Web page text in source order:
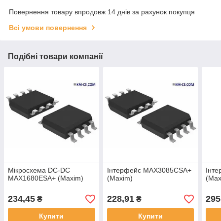
Повернення товару впродовж 14 днів за рахунок покупця
Всі умови повернення
Подібні товари компанії
Мікросхема DC-DC
MAX1680ESA+ (Maxim)
234,45 ₴
Купити
Інтерфейс MAX3085CSA+
(Maxim)
228,91₴
Купити